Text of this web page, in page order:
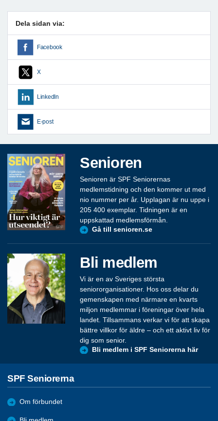
Dela sidan via:
Facebook
X
LinkedIn
E-post
Senioren
Senioren är SPF Seniorernas
medlemstidning och den kommer ut med
nio nummer per år. Upplagan är nu uppe i
205 400 exemplar. Tidningen är en
uppskattad medlemsförmån.
Gå till senioren.se
Bli medlem
Vi är en av Sveriges största
seniororganisationer. Hos oss delar du
gemenskapen med närmare en kvarts
miljon medlemmar i föreningar över hela
landet. Tillsammans verkar vi för att skapa
bättre villkor för äldre – och ett aktivt liv för
dig som senior.
Bli medlem i SPF Seniorerna här
SPF Seniorerna
Om förbundet